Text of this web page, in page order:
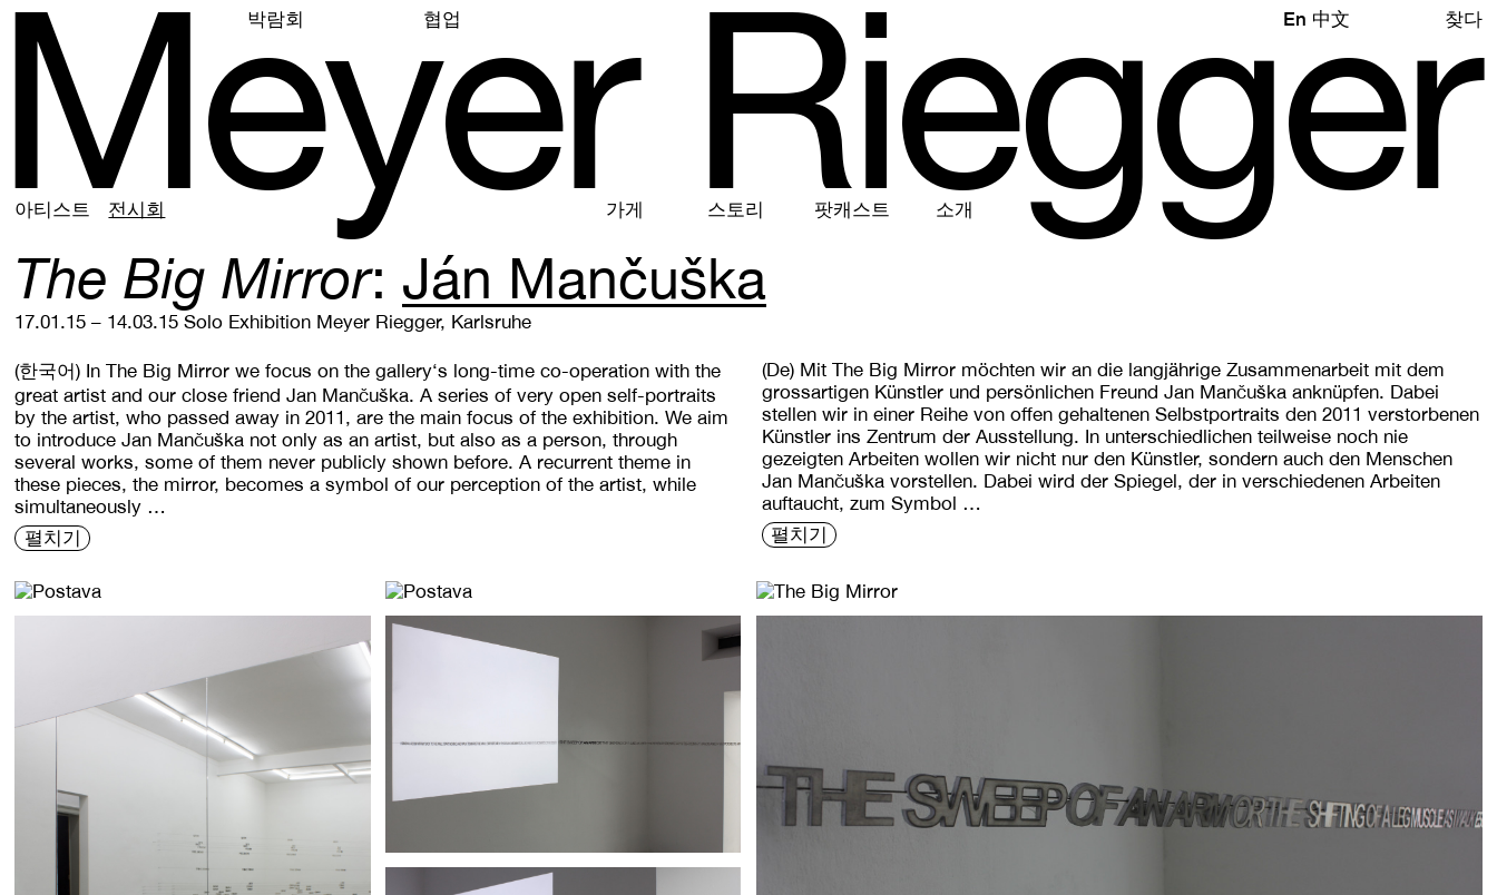
eyer Riegger
아티스트 전시회
박람회 협업
가게 스토리 팟캐스트 소개
찾다
En 中文
The Big Mirror Ján Mančuška
17.01.15 – 14.03.15 Solo Exhibition Meyer Riegger, Karlsruhe
(한국어) In The Big Mirror we focus on the gallery‘s long-time co-operation with the
great artist and our close friend Jan Mančuška. A series of very open self-portraits
by the artist, who passed away in 2011, are the main focus of the exhibition. We aim
to introduce Jan Mančuška not only as an artist, but also as a person, through
several works, some of them never publicly shown before. A recurrent theme in
these pieces, the mirror, becomes a symbol of our perception of the artist, while
simultaneously …
펼치기
(De) Mit The Big Mirror möchten wir an die langjährige Zusammenarbeit mit dem
grossartigen Künstler und persönlichen Freund Jan Mančuška anknüpfen. Dabei
stellen wir in einer Reihe von offen gehaltenen Selbstportraits den 2011 verstorbenen
Künstler ins Zentrum der Ausstellung. In unterschiedlichen teilweise noch nie
gezeigten Arbeiten wollen wir nicht nur den Künstler, sondern auch den Menschen
Jan Mančuška vorstellen. Dabei wird der Spiegel, der in verschiedenen Arbeiten
auftaucht, zum Symbol …
펼치기